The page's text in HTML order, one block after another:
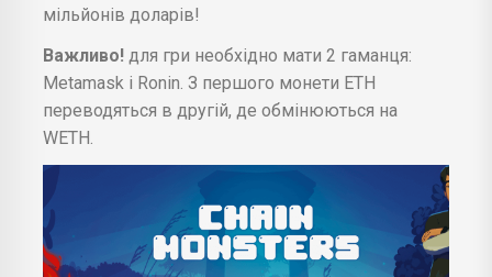
мільйонів доларів!
Важливо! для гри необхідно мати 2 гаманця:
Metamask і Ronin. З першого монети ETH
переводяться в другій, де обмінюються на
WETH.